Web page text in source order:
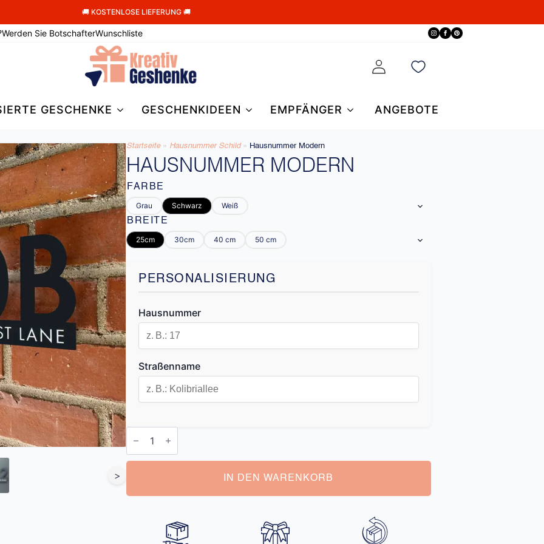
🚚 KOSTENLOSE LIEFERUNG 🚚
Werden Sie BotschafterWunschliste
GESCHENKE GESCHENKIDEEN EMPFÄNGER ANGEBOTE
>
Startseite » Hausnummer Schild » Hausnummer Modern
HAUSNUMMER MODERN
FARBE
Grau Schwarz Weiß
BREITE
25cm 30cm 40 cm 50 cm
PERSONALISIERUNG
Hausnummer
Straßenname
Hausnummer
Modern
IN DEN WARENKORB